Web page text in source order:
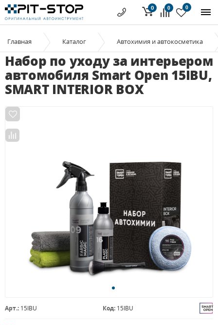
0 0
0
Главная Каталог Автохимия и автокосметика
Набор по уходу за интерьером
автомобиля Smart Open 15IBU,
SMART INTERIOR BOX
Арт.: 15IBU Код: 15IBU